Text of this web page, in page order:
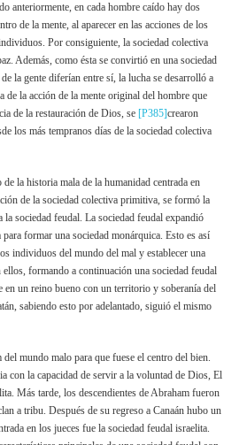
anteriormente, en cada hombre caído hay dos
de la mente, al aparecer en las acciones de los
Por consiguiente, la sociedad colectiva
Además, como ésta se convirtió en una sociedad
la gente diferían entre sí, la lucha se desarrolló a
de la acción de la mente original del hombre que
de la restauración de Dios, se [P385]crearon
los más tempranos días de la sociedad colectiva
la historia mala de la humanidad centrada en
de la sociedad colectiva primitiva, se formó la
la sociedad feudal. La sociedad feudal expandió
formar una sociedad monárquica. Esto es así
individuos del mundo del mal y establecer una
ellos, formando a continuación una sociedad feudal
en un reino bueno con un territorio y soberanía del
sabiendo esto por adelantado, siguió el mismo
mundo malo para que fuese el centro del bien.
con la capacidad de servir a la voluntad de Dios, El
Más tarde, los descendientes de Abraham fueron
a tribu. Después de su regreso a Canaán hubo un
en los jueces fue la sociedad feudal israelita.